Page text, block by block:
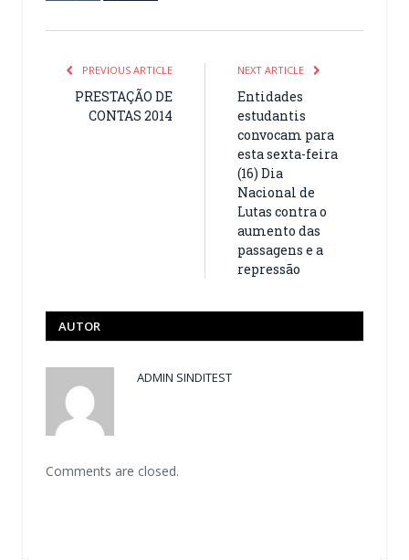
PREVIOUS ARTICLE
PRESTAÇÃO DE
CONTAS 2014
NEXT ARTICLE
Entidades
estudantis
convocam para
esta sexta-feira
(16) Dia
Nacional de
Lutas contra o
aumento das
passagens e a
repressão
AUTOR
ADMIN SINDITEST
Comments are closed.